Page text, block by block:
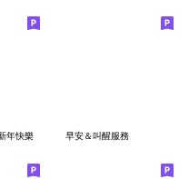
年快樂 早安＆叫醒服務